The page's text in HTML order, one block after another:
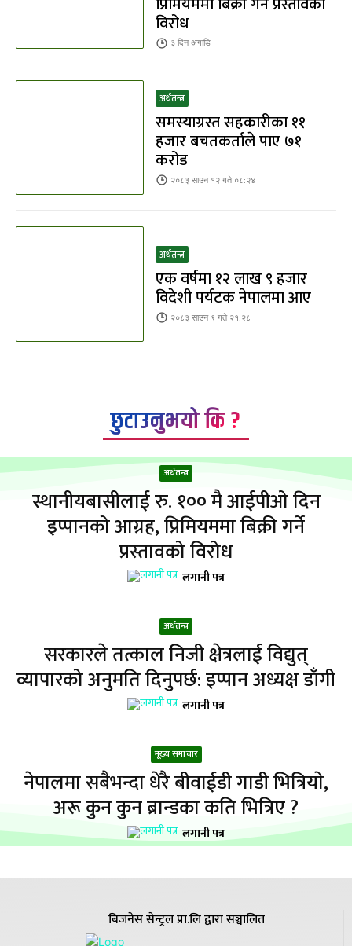
विरोध
३ दिनअगाडि
अर्थतन्त्र
समस्याग्रस्त सहकारीका ११
हजार बचतकर्ताले पाए ७१
करोड
२०८३ साउन १२ गते ०८:२४
अर्थतन्त्र
एक वर्षमा १२ लाख ९ हजार
विदेशी पर्यटक नेपालमा आए
२०८३ साउन ९ गते २१:२८
छुटाउनुभयो कि ?
अर्थतन्त्र
स्थानीयबासीलाई रु. १०० मै आईपीओ दिन
इप्पानको आग्रह, प्रिमियममा बिक्री गर्ने
प्रस्तावको विरोध
लगानी पत्र
अर्थतन्त्र
सरकारले तत्काल निजी क्षेत्रलाई विद्युत्
व्यापारको अनुमति दिनुपर्छ: इप्पान अध्यक्ष डाँगी
लगानी पत्र
मूख्य समाचार
नेपालमा सबैभन्दा धेरै बीवाईडी गाडी भित्रियाे,
अरू कुन कुन ब्रान्डका कति भित्रिए ?
लगानी पत्र
बिजनेस सेन्ट्रल प्रा.लि द्वारा सञ्चालित